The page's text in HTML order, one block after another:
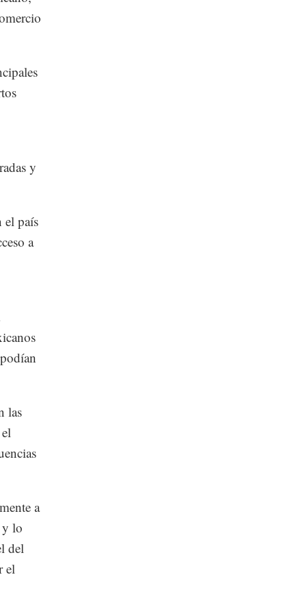
y
el país
a
las
a
y lo
del
el